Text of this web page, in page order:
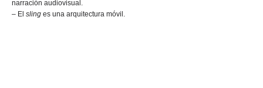
narración audiovisual.
– El sling es una arquitectura móvil.